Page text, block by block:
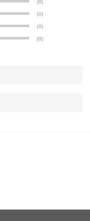
(0)
(0)
(0)